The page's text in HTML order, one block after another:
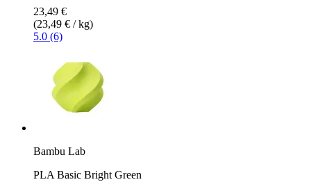
23,49 €
(23,49 € / kg)
5.0 (6)
Bambu Lab
PLA Basic Bright Green